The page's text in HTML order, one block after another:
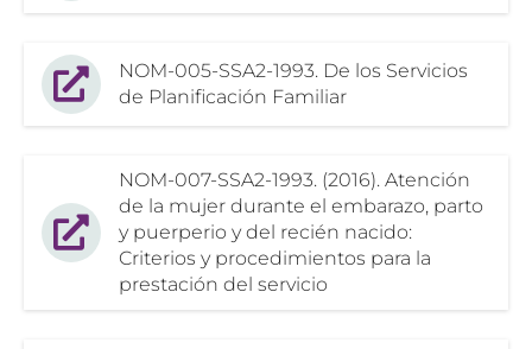
NOM-005-SSA2-1993. De los Servicios
de Planificación Familiar
NOM-007-SSA2-1993. (2016). Atención
de la mujer durante el embarazo, parto
y puerperio y del recién nacido:
Criterios y procedimientos para la
prestación del servicio